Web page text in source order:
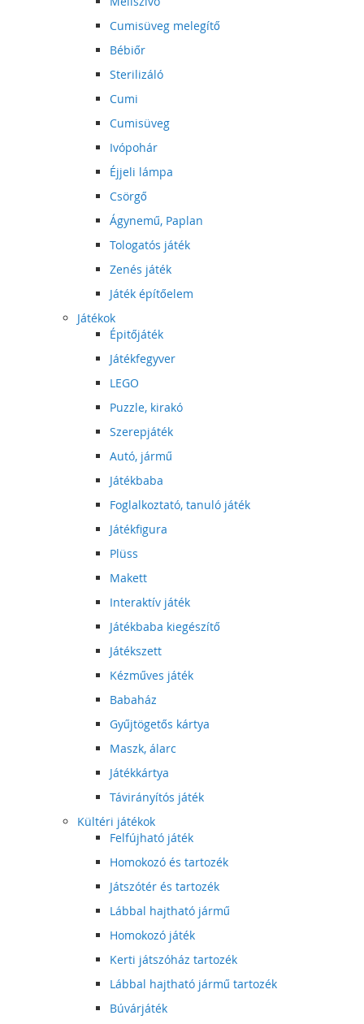
Cumisüveg melegítő
Bébiőr
Sterilizáló
Cumi
Cumisüveg
Ivópohár
Éjjeli lámpa
Csörgő
Ágynemű, Paplan
Tologatós játék
Zenés játék
Játék építőelem
Játékok
Épitőjáték
Játékfegyver
LEGO
Puzzle, kirakó
Szerepjáték
Autó, jármű
Játékbaba
Foglalkoztató, tanuló játék
Játékfigura
Plüss
Makett
Interaktív játék
Játékbaba kiegészítő
Játékszett
Kézműves játék
Babaház
Gyűjtögetős kártya
Maszk, álarc
Játékkártya
Távirányítós játék
Kültéri játékok
Felfújható játék
Homokozó és tartozék
Játszótér és tartozék
Lábbal hajtható jármű
Homokozó játék
Kerti játszóház tartozék
Lábbal hajtható jármű tartozék
Búvárjáték